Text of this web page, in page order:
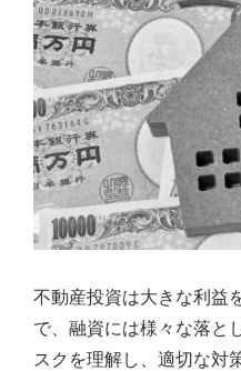
か
ら、
経
豊
富
な
ス
ッ
フ
皆
の
親
不動産投資は大きな利益
で、融資には様々な落と
スクを理解し、適切な対